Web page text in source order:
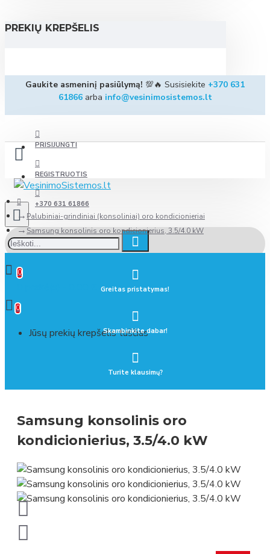
PREKIŲ KREPŠELIS
Gaukite asmeninį pasiūlymą! 💯🔥 Susisiekite +370 631
61866arba info@vesinimosistemos.lt
PRISIJUNGTI
REGISTRUOTIS
+370 631 61866
0
0
Jūsų prekių krepšelis tuščias
Palubiniai-grindiniai (konsoliniai) oro kondicionieriai
Samsung konsolinis oro kondicionierius, 3.5/4.0 kW
Greitas pristatymas!
Skambinkite dabar!
Turite klausimų?
Samsung konsolinis oro
kondicionierius, 3.5/4.0 kW